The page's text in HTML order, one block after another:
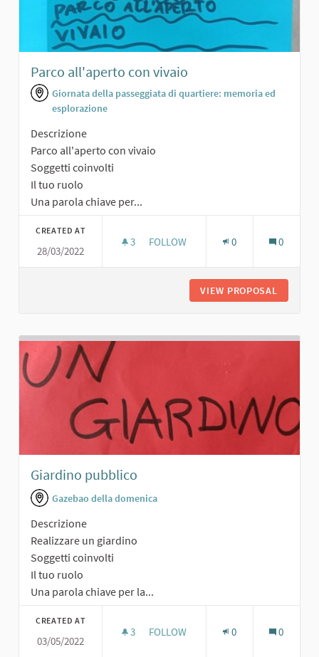
Parco all'aperto con vivaio
Giornata della passeggiata di quartiere: memoria ed
esplorazione
Descrizione
Parco all'aperto con vivaio
Soggetti coinvolti
Il tuo ruolo
Una parola chiave per...
CREATED AT
28/03/2022
3 3 FOLLOWERS
FOLLOW 0 0
VIEW PROPOSAL
Giardino pubblico
Gazebao della domenica
Descrizione
Realizzare un giardino
Soggetti coinvolti
Il tuo ruolo
Una parola chiave per la...
CREATED AT
03/05/2022
3 3 FOLLOWERS
FOLLOW 0 0